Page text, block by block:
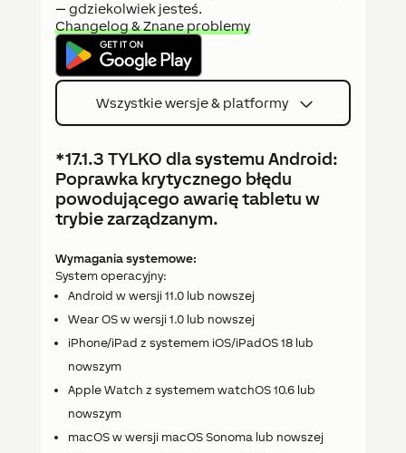
— gdziekolwiek jesteś.
Changelog & Znane problemy
Wszystkie wersje & platformy
*17.1.3 TYLKO dla systemu Android:
Poprawka krytycznego błędu
powodującego awarię tabletu w
trybie zarządzanym.
Wymagania systemowe:
System operacyjny:
Android w wersji 11.0 lub nowszej
Wear OS w wersji 1.0 lub nowszej
iPhone/iPad z systemem iOS/iPadOS 18 lub
nowszym
Apple Watch z systemem watchOS 10.6 lub
nowszym
macOS w wersji macOS Sonoma lub nowszej